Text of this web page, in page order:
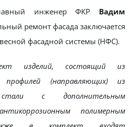
инженер ФКР Вадим
ремонт фасада заключается
фасадной системы (НФС).
изделий, состоящий из
(направляющих) из
стали с дополнительным
полимерным